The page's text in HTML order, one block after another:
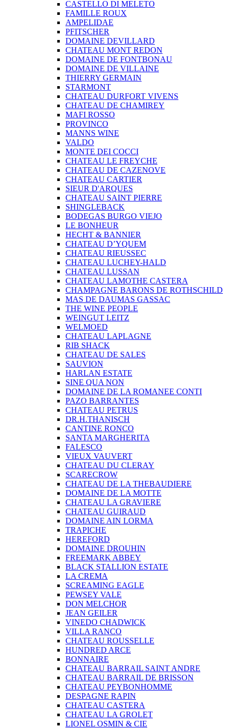
CASTELLO DI MELETO
FAMILLE ROUX
AMPELIDAE
PFITSCHER
DOMAINE DEVILLARD
CHATEAU MONT REDON
DOMAINE DE FONTBONAU
DOMAINE DE VILLAINE
THIERRY GERMAIN
STARMONT
CHATEAU DURFORT VIVENS
CHATEAU DE CHAMIREY
MAFI ROSSO
PROVINCO
MANNS WINE
VALDO
MONTE DEI COCCI
CHATEAU LE FREYCHE
CHATEAU DE CAZENOVE
CHATEAU CARTIER
SIEUR D'ARQUES
CHATEAU SAINT PIERRE
SHINGLEBACK
BODEGAS BURGO VIEJO
LE BONHEUR
HECHT & BANNIER
CHATEAU D’YQUEM
CHATEAU RIEUSSEC
CHATEAU LUCHEY-HALD
CHATEAU LUSSAN
CHATEAU LAMOTHE CASTERA
CHAMPAGNE BARONS DE ROTHSCHILD
MAS DE DAUMAS GASSAC
THE WINE PEOPLE
WEINGUT LEITZ
WELMOED
CHATEAU LAPLAGNE
RIB SHACK
CHATEAU DE SALES
SAUVION
HARLAN ESTATE
SINE QUA NON
DOMAINE DE LA ROMANEE CONTI
PAZO BARRANTES
CHATEAU PETRUS
DR.H.THANISCH
CANTINE RONCO
SANTA MARGHERITA
FALESCO
VIEUX VAUVERT
CHATEAU DU CLERAY
SCARECROW
CHATEAU DE LA THEBAUDIERE
DOMAINE DE LA MOTTE
CHATEAU LA GRAVIERE
CHATEAU GUIRAUD
DOMAINE AIN LORMA
TRAPICHE
HEREFORD
DOMAINE DROUHIN
FREEMARK ABBEY
BLACK STALLION ESTATE
LA CREMA
SCREAMING EAGLE
PEWSEY VALE
DON MELCHOR
JEAN GEILER
VINEDO CHADWICK
VILLA RANCO
CHATEAU ROUSSELLE
HUNDRED ARCE
BONNAIRE
CHATEAU BARRAIL SAINT ANDRE
CHATEAU BARRAIL DE BRISSON
CHATEAU PEYBONHOMME
DESPAGNE RAPIN
CHATEAU CASTERA
CHATEAU LA GROLET
LIONEL OSMIN & CIE